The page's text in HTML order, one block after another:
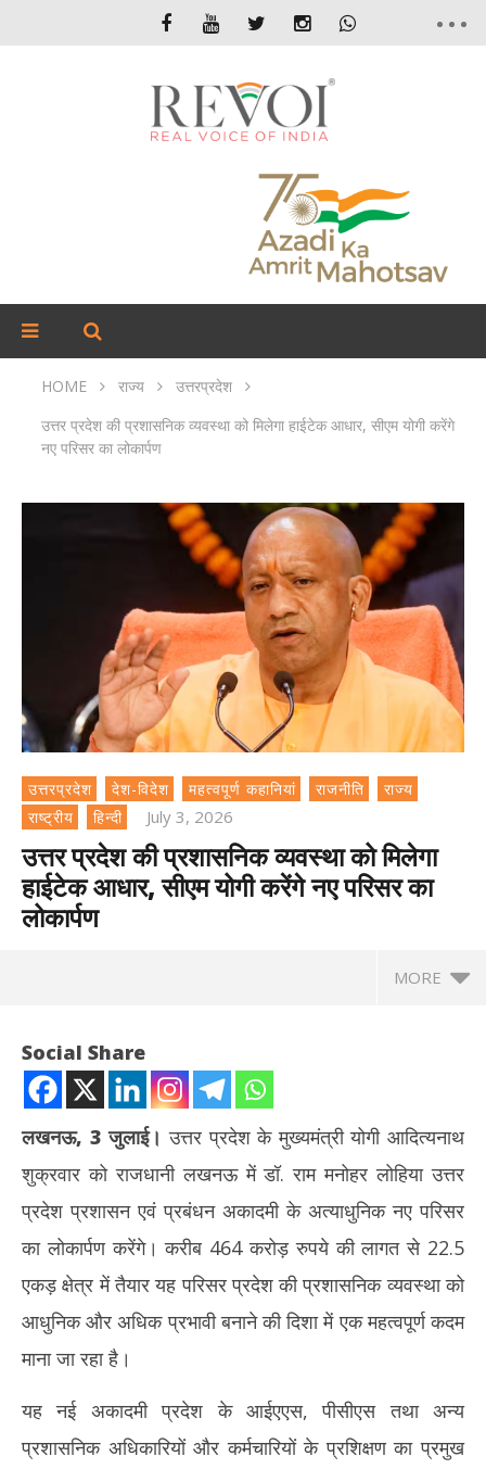
HOME राज्य
उत्तरप्रदेश
उत्तर प्रदेश की प्रशासनिक व्यवस्था को मिलेगा हाईटेक आधार, सीएम योगी करेंगे
नए परिसर का लोकार्पण
उत्तरप्रदेश देश-विदेश महत्वपूर्ण कहानियां राजनीति
राज्य
राष्ट्रीय
हिन्दी July 3, 2026
उत्तर प्रदेश की प्रशासनिक व्यवस्था को मिलेगा
हाईटेक आधार, सीएम योगी करेंगे नए परिसर का
लोकार्पण
MORE
NOW VIEWING
उत्तर प्रदेश की प्रशासनिक व्यवस्था को मिलेगा हाईटेक आधार, सीएम योगी करेंगे
नए परिसर का लोकार्पण
2026
Social Share
लखनऊ, 3 जुलाई। उत्तर प्रदेश के मुख्यमंत्री योगी आदित्यनाथ
शुक्रवार को राजधानी लखनऊ में डॉ. राम मनोहर लोहिया उत्तर
प्रदेश प्रशासन एवं प्रबंधन अकादमी के अत्याधुनिक नए परिसर
का लोकार्पण करेंगे। करीब 464 करोड़ रुपये की लागत से 22.5
एकड़ क्षेत्र में तैयार यह परिसर प्रदेश की प्रशासनिक व्यवस्था को
आधुनिक और अधिक प्रभावी बनाने की दिशा में एक महत्वपूर्ण कदम
माना जा रहा है।
यह नई अकादमी प्रदेश के आईएएस, पीसीएस तथा अन्य
प्रशासनिक अधिकारियों और कर्मचारियों के प्रशिक्षण का प्रमुख